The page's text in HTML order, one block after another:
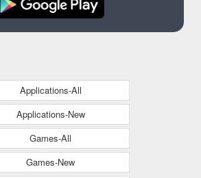
Applications-All
Applications-New
Games-All
Games-New